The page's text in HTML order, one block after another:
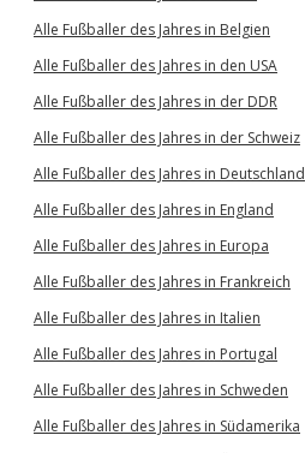
Alle Fußballer des Jahres in Belgien
Alle Fußballer des Jahres in den USA
Alle Fußballer des Jahres in der DDR
Alle Fußballer des Jahres in der Schweiz
Alle Fußballer des Jahres in Deutschland
Alle Fußballer des Jahres in England
Alle Fußballer des Jahres in Europa
Alle Fußballer des Jahres in Frankreich
Alle Fußballer des Jahres in Italien
Alle Fußballer des Jahres in Portugal
Alle Fußballer des Jahres in Schweden
Alle Fußballer des Jahres in Südamerika